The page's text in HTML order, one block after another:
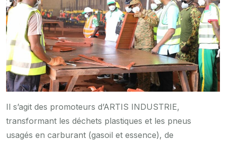
Il s’agit des promoteurs d’ARTIS INDUSTRIE,
transformant les déchets plastiques et les pneus
usagés en carburant (gasoil et essence), de